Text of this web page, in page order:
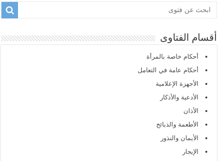
أقسام الفتاوى
أحكام خاصة بالمرأة
أحكام عامة في التعامل
الأجهزة الإعلامية
الأدعية والأذكار
الأذان
الأطعمة والذبائح
الأيمان والنذور
الإيجار